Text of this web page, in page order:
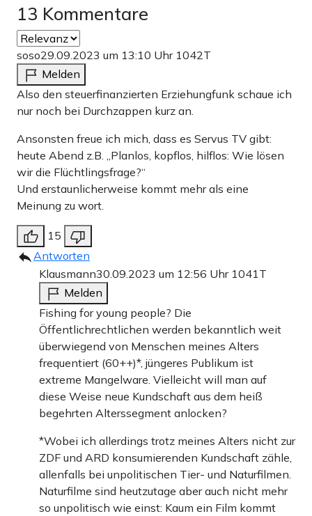
Corona-Demos wart ihr doch auch nicht so zimperlich.“
Beide Männer sind unsympathisch inszeniert.
Inhalt
von
anzeigen
Click here to display content from Twitter.
Erfahre mehr in der Datenschutzerklärung von X
Inhalt von X immer anzeigen
tweet direkt öffnen
Jetzt wird es richtig absurd: Der Opa geht nochmal zum
schwarzen Kioskbesitzer und erzählt ihm, dass sein Enkel
auf der Straße klebt. Er denkt, er findet beim
Kioskbesitzer Anklang. Aber genau das Gegenteil
passiert: Der Kioskbesitzer erklärt, dass seine Familie
eine Erdnussfarm in Afrika führe und wegen des
Klimawandels immer tiefer nach Grundwasser graben
müsse. Jetzt aber sei die Pumpe kaputt. Die Aktionen der
Klimakleber finde er daher gut, weil ja sonst niemand
etwas gegen den Klimawandel unternehme. Gereizt fragt
Straße kleben würde?“
Der Polizist hat währenddessen Rückenschmerzen und
kann niemanden mehr wegräumen, was die Klebenden
13 Kommentare
soso29.09.2023 um 13:10 Uhr 1042T
Melden
Also den steuerfinanzierten Erziehungfunk schaue ich
nur noch bei Durchzappen kurz an.
Ansonsten freue ich mich, dass es Servus TV gibt:
heute Abend z.B. „Planlos, kopflos, hilflos: Wie lösen
wir die Flüchtlingsfrage?“
Und erstaunlicherweise kommt mehr als eine
Meinung zu wort.
15
Antworten
Klausmann30.09.2023 um 12:56 Uhr 1041T
Melden
Fishing for young people? Die
Öffentlichrechtlichen werden bekanntlich weit
überwiegend von Menschen meines Alters
frequentiert (60++)*, jüngeres Publikum ist
extreme Mangelware. Vielleicht will man auf
diese Weise neue Kundschaft aus dem heiß
begehrten Alterssegment anlocken?
*Wobei ich allerdings trotz meines Alters nicht zur
ZDF und ARD konsumierenden Kundschaft zähle,
allenfalls bei unpolitischen Tier- und Naturfilmen.
Naturfilme sind heutzutage aber auch nicht mehr
so unpolitisch wie einst: Kaum ein Film kommt